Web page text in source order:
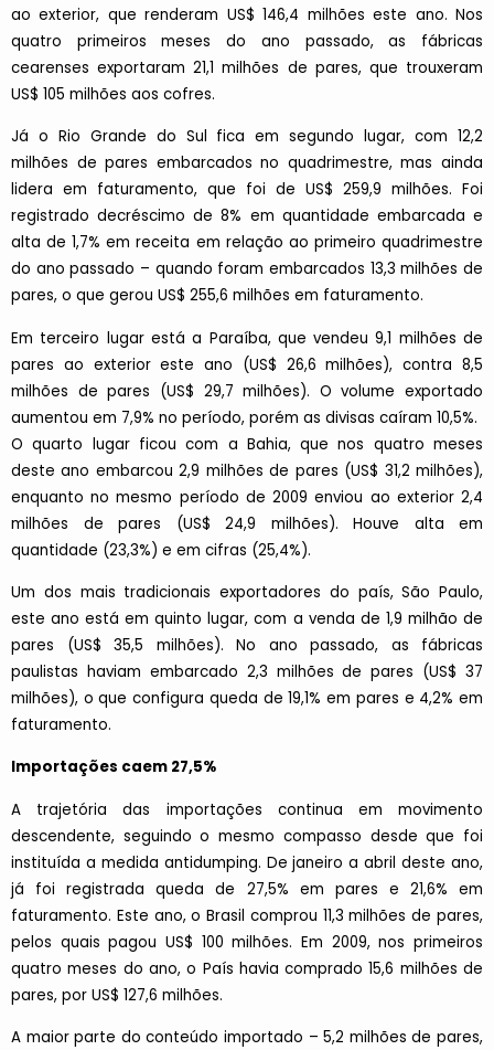
ao exterior, que renderam US$ 146,4 milhões este ano. Nos
quatro primeiros meses do ano passado, as fábricas
cearenses exportaram 21,1 milhões de pares, que trouxeram
US$ 105 milhões aos cofres.
Já o Rio Grande do Sul fica em segundo lugar, com 12,2
milhões de pares embarcados no quadrimestre, mas ainda
lidera em faturamento, que foi de US$ 259,9 milhões. Foi
registrado decréscimo de 8% em quantidade embarcada e
alta de 1,7% em receita em relação ao primeiro quadrimestre
do ano passado – quando foram embarcados 13,3 milhões de
pares, o que gerou US$ 255,6 milhões em faturamento.
Em terceiro lugar está a Paraíba, que vendeu 9,1 milhões de
pares ao exterior este ano (US$ 26,6 milhões), contra 8,5
milhões de pares (US$ 29,7 milhões). O volume exportado
aumentou em 7,9% no período, porém as divisas caíram 10,5%.
O quarto lugar ficou com a Bahia, que nos quatro meses
deste ano embarcou 2,9 milhões de pares (US$ 31,2 milhões),
enquanto no mesmo período de 2009 enviou ao exterior 2,4
milhões de pares (US$ 24,9 milhões). Houve alta em
quantidade (23,3%) e em cifras (25,4%).
Um dos mais tradicionais exportadores do país, São Paulo,
este ano está em quinto lugar, com a venda de 1,9 milhão de
pares (US$ 35,5 milhões). No ano passado, as fábricas
paulistas haviam embarcado 2,3 milhões de pares (US$ 37
milhões), o que configura queda de 19,1% em pares e 4,2% em
faturamento.
Importações caem 27,5%
A trajetória das importações continua em movimento
descendente, seguindo o mesmo compasso desde que foi
instituída a medida antidumping. De janeiro a abril deste ano,
já foi registrada queda de 27,5% em pares e 21,6% em
faturamento. Este ano, o Brasil comprou 11,3 milhões de pares,
pelos quais pagou US$ 100 milhões. Em 2009, nos primeiros
quatro meses do ano, o País havia comprado 15,6 milhões de
pares, por US$ 127,6 milhões.
A maior parte do conteúdo importado – 5,2 milhões de pares,